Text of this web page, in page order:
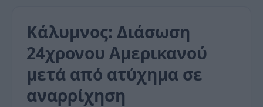
Κάλυμνος: Διάσωση
24χρονου Αμερικανού
μετά από ατύχημα σε
αναρρίχηση